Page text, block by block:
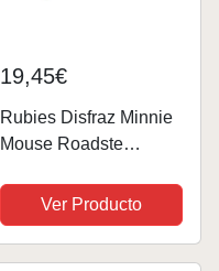
19,45€
Rubies Disfraz Minnie
Mouse Roadste
(3-4 años) 640906-S
Ver Producto